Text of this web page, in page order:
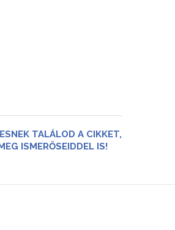
TALÁLOD A CIKKET,
ISMERŐSEIDDEL IS!